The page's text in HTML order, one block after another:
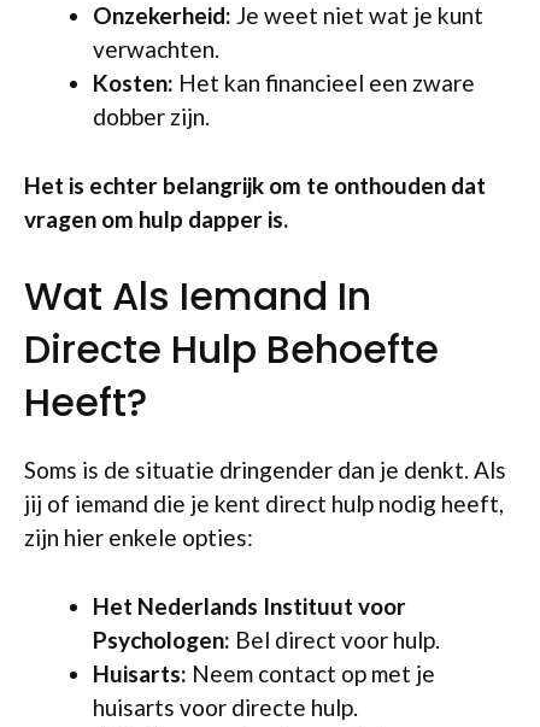
Onzekerheid: Je weet niet wat je kunt
verwachten.
Kosten: Het kan financieel een zware
dobber zijn.
Het is echter belangrijk om te onthouden dat
vragen om hulp dapper is.
Wat Als Iemand In
Directe Hulp Behoefte
Heeft?
Soms is de situatie dringender dan je denkt. Als
jij of iemand die je kent direct hulp nodig heeft,
zijn hier enkele opties:
Het Nederlands Instituut voor
Psychologen: Bel direct voor hulp.
Huisarts: Neem contact op met je
huisarts voor directe hulp.